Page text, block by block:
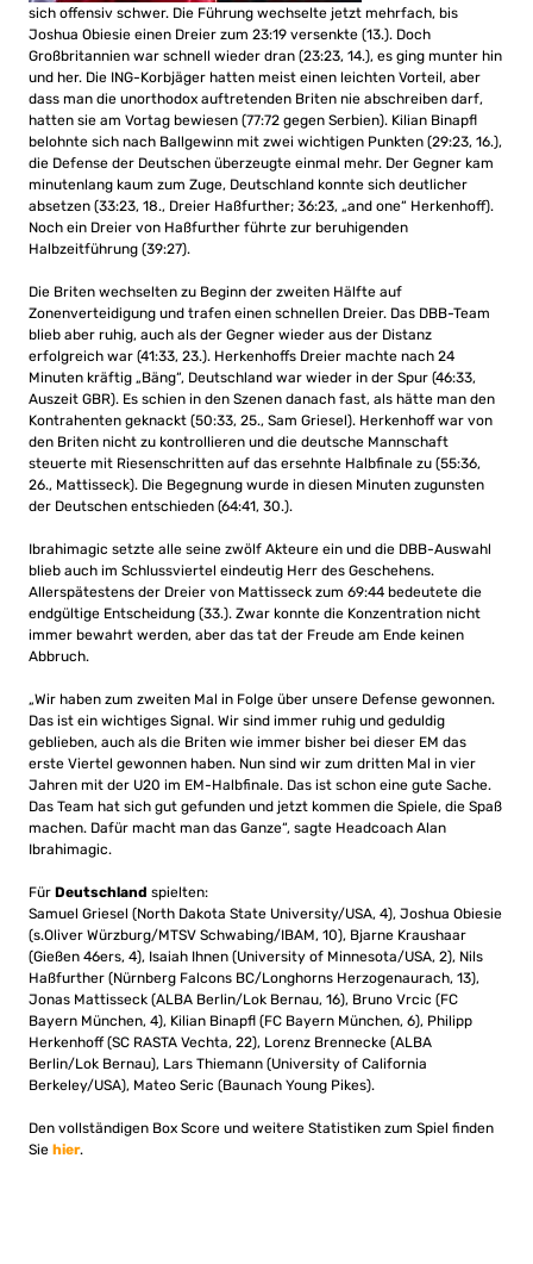
sich offensiv schwer. Die Führung wechselte jetzt mehrfach, bis
Joshua Obiesie einen Dreier zum 23:19 versenkte (13.). Doch
Großbritannien war schnell wieder dran (23:23, 14.), es ging munter hin
und her. Die ING-Korbjäger hatten meist einen leichten Vorteil, aber
dass man die unorthodox auftretenden Briten nie abschreiben darf,
hatten sie am Vortag bewiesen (77:72 gegen Serbien). Kilian Binapfl
belohnte sich nach Ballgewinn mit zwei wichtigen Punkten (29:23, 16.),
die Defense der Deutschen überzeugte einmal mehr. Der Gegner kam
minutenlang kaum zum Zuge, Deutschland konnte sich deutlicher
absetzen (33:23, 18., Dreier Haßfurther; 36:23, „and one“ Herkenhoff).
Noch ein Dreier von Haßfurther führte zur beruhigenden
Halbzeitführung (39:27).
Die Briten wechselten zu Beginn der zweiten Hälfte auf
Zonenverteidigung und trafen einen schnellen Dreier. Das DBB-Team
blieb aber ruhig, auch als der Gegner wieder aus der Distanz
erfolgreich war (41:33, 23.). Herkenhoffs Dreier machte nach 24
Minuten kräftig „Bäng“, Deutschland war wieder in der Spur (46:33,
Auszeit GBR). Es schien in den Szenen danach fast, als hätte man den
Kontrahenten geknackt (50:33, 25., Sam Griesel). Herkenhoff war von
den Briten nicht zu kontrollieren und die deutsche Mannschaft
steuerte mit Riesenschritten auf das ersehnte Halbfinale zu (55:36,
26., Mattisseck). Die Begegnung wurde in diesen Minuten zugunsten
der Deutschen entschieden (64:41, 30.).
Ibrahimagic setzte alle seine zwölf Akteure ein und die DBB-Auswahl
blieb auch im Schlussviertel eindeutig Herr des Geschehens.
Allerspätestens der Dreier von Mattisseck zum 69:44 bedeutete die
endgültige Entscheidung (33.). Zwar konnte die Konzentration nicht
immer bewahrt werden, aber das tat der Freude am Ende keinen
Abbruch.
„Wir haben zum zweiten Mal in Folge über unsere Defense gewonnen.
Das ist ein wichtiges Signal. Wir sind immer ruhig und geduldig
geblieben, auch als die Briten wie immer bisher bei dieser EM das
erste Viertel gewonnen haben. Nun sind wir zum dritten Mal in vier
Jahren mit der U20 im EM-Halbfinale. Das ist schon eine gute Sache.
Das Team hat sich gut gefunden und jetzt kommen die Spiele, die Spaß
machen. Dafür macht man das Ganze“, sagte Headcoach Alan
Ibrahimagic.
Für Deutschland spielten:
Samuel Griesel (North Dakota State University/USA, 4), Joshua Obiesie
(s.Oliver Würzburg/MTSV Schwabing/IBAM, 10), Bjarne Kraushaar
(Gießen 46ers, 4), Isaiah Ihnen (University of Minnesota/USA, 2), Nils
Haßfurther (Nürnberg Falcons BC/Longhorns Herzogenaurach, 13),
Jonas Mattisseck (ALBA Berlin/Lok Bernau, 16), Bruno Vrcic (FC
Bayern München, 4), Kilian Binapfl (FC Bayern München, 6), Philipp
Herkenhoff (SC RASTA Vechta, 22), Lorenz Brennecke (ALBA
Berlin/Lok Bernau), Lars Thiemann (University of California
Berkeley/USA), Mateo Seric (Baunach Young Pikes).
Den vollständigen Box Score und weitere Statistiken zum Spiel finden
Sie hier.